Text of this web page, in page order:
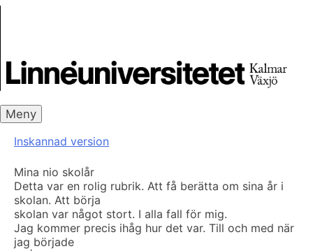
Meny
Inskannad version
Mina nio skolår
Detta var en rolig rubrik. Att få berätta om sina år i
skolan. Att börja
skolan var något stort. I alla fall för mig.
Jag kommer precis ihåg hur det var. Till och med när
jag började